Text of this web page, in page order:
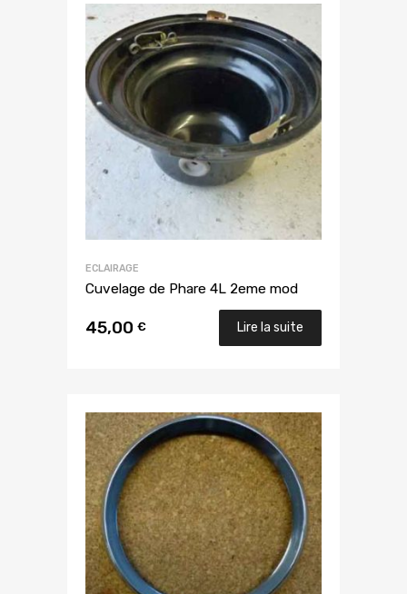
ECLAIRAGE
Cuvelage de Phare 4L 2eme mod
45,00 € Lire la suite